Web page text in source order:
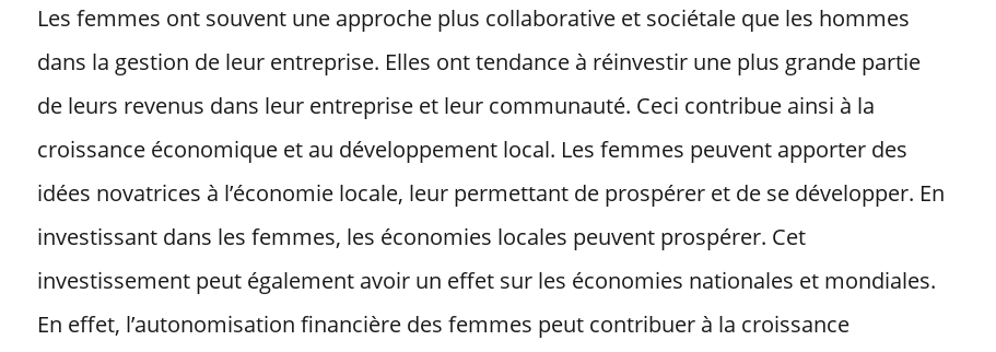
Les femmes ont souvent une approche plus collaborative et sociétale que les hommes
dans la gestion de leur entreprise. Elles ont tendance à réinvestir une plus grande partie
de leurs revenus dans leur entreprise et leur communauté. Ceci contribue ainsi à la
croissance économique et au développement local. Les femmes peuvent apporter des
idées novatrices à l’économie locale, leur permettant de prospérer et de se développer. En
investissant dans les femmes, les économies locales peuvent prospérer. Cet
investissement peut également avoir un effet sur les économies nationales et mondiales.
En effet, l’autonomisation financière des femmes peut contribuer à la croissance